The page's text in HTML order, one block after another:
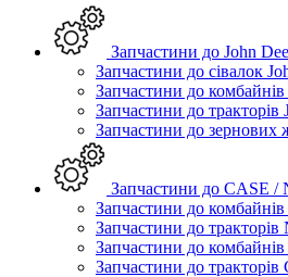
Запчастини до John
Запчастини до сівалок
Запчастини до
Запчастини до тракторів
Запчастини до зернових
Запчастини до CASE /
Запчастини до
Запчастини до
Запчастини до
Запчастини до тракторів